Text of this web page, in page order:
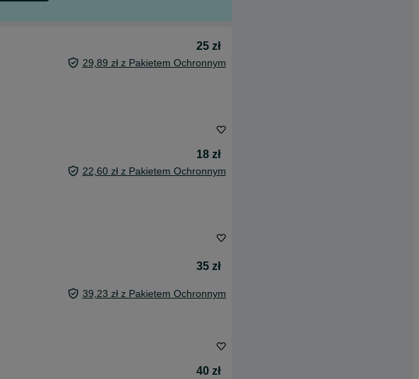
25 zł
29,89 zł z Pakietem Ochronnym
18 zł
22,60 zł z Pakietem Ochronnym
35 zł
39,23 zł z Pakietem Ochronnym
40 zł